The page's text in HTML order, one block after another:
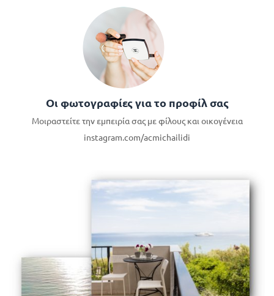
Οι φωτογραφίες για το προφίλ σας
Μοιραστείτε την εμπειρία σας με φίλους και οικογένεια
instagram.com/acmichailidi